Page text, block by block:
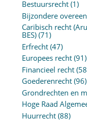
Bestuursrecht(1)
Bijzondere
Caribisch recht
BES)(71)
Erfrecht(47)
Europees recht(91)
Financieel recht
Goederenrecht(96)
Grondrechten en
Hoge Raad
Huurrecht(88)